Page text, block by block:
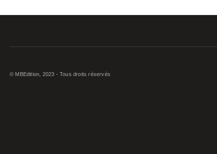
© MBEdition, 2023 - Tous droits réservés